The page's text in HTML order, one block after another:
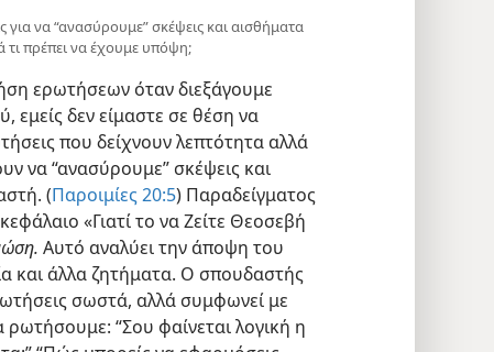
να “ανασύρουμε” σκέψεις και αισθήματα
πρέπει να έχουμε υπόψη;
ερωτήσεων όταν διεξάγουμε
εμείς δεν είμαστε σε θέση να
που δείχνουν λεπτότητα αλλά
να “ανασύρουμε” σκέψεις και
(Παροιμίες 20:5) Παραδείγματος
«Γιατί το να Ζείτε Θεοσεβή
Αυτό αναλύει την άποψη του
και άλλα ζητήματα. Ο σπουδαστής
σωστά, αλλά συμφωνεί με
“Σου φαίνεται λογική η